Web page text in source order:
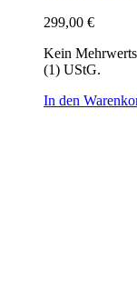
299,00 €
Kein
(1) UStG.
In den